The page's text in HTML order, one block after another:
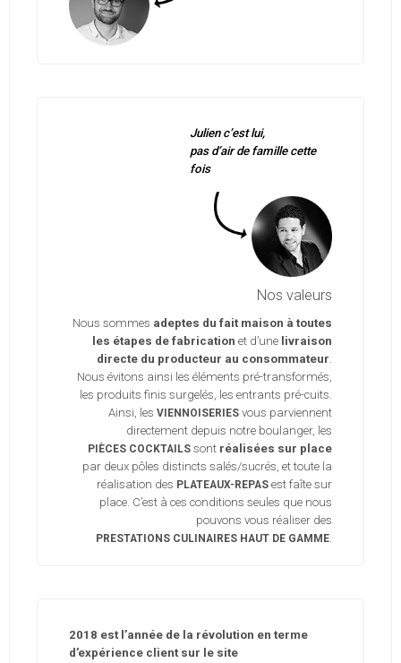
Julien c’est lui,
pas d’air de famille cette
fois
Nos valeurs
Nous sommes adeptes du fait maison à toutes
les étapes de fabrication et d’une livraison
directe du producteur au consommateur.
Nous évitons ainsi les éléments pré-transformés,
les produits finis surgelés, les entrants pré-cuits.
Ainsi, les VIENNOISERIES vous parviennent
directement depuis notre boulanger, les
PIÈCES COCKTAILS sont réalisées sur place
par deux pôles distincts salés/sucrés, et toute la
réalisation des PLATEAUX-REPAS est faîte sur
place. C’est à ces conditions seules que nous
pouvons vous réaliser des
PRESTATIONS CULINAIRES HAUT DE GAMME.
2018 est l’année de la révolution en terme
d’expérience client sur le site